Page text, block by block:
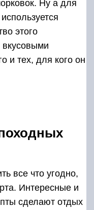
Ну а для
этого
вкусовыми
и тех, для кого он
все что угодно,
Интересные и
сделают отдых